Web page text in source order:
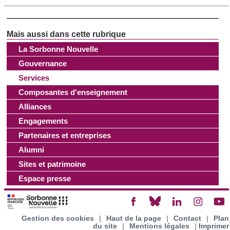
La Sorbonne Nouvelle
Gouvernance
Services
Composantes d'enseignement
Alliances
Engagements
Partenaires et entreprises
Alumni
Sites et patrimoine
Espace presse
Gestion des cookies Haut de la page Contact
Plan
du site
Mentions légales Imprimer